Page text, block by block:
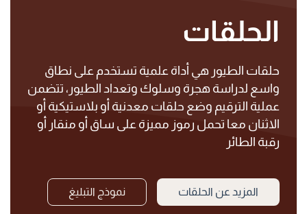
الحلقات
حلقات الطيور هي أداة علمية تستخدم على نطاق
واسع لدراسة هجرة وسلوك وتعداد الطيور، تتضمن
عملية الترقيم وضع حلقات معدنية أو بلاستيكية أو
الاثنان معا تحمل رموز مميزة على ساق أو منقار أو
رقبة الطائر
المزيد عن الحلقات نموذج التبليغ